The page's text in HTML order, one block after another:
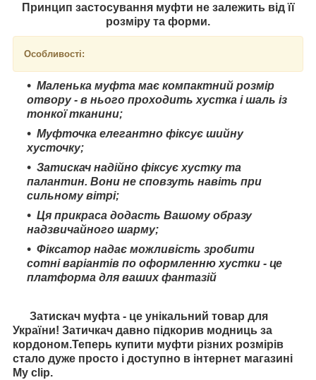
Принцип застосування муфти не залежить від її
розміру та форми.
Особливості:
Маленька муфта має компактний розмір
отвору - в нього проходить хустка і шаль із
тонкої тканини;
Муфточка елегантно фіксує шийну
хусточку;
Затискач надійно фіксує хустку та
палантин. Вони не сповзуть навіть при
сильному вітрі;
Ця прикраса додасть Вашому образу
надзвичайного шарму;
Фіксатор надає можливість зробити
сотні варіантів по оформленню хустки - це
платформа для ваших фантазій
Затискач муфта - це унікальний товар для
України! Затичкач давно підкорив модниць за
кордоном.Теперь купити муфти різних розмірів
стало дуже просто і доступно в інтернет магазині
My clip.